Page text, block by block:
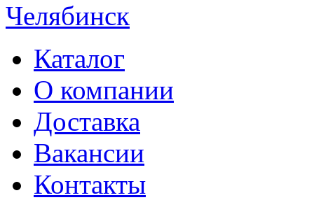
Челябинск
Каталог
О компании
Доставка
Вакансии
Контакты